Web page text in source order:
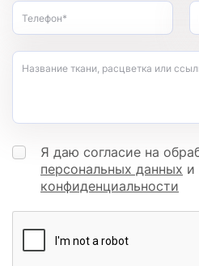
Телефон*
Название ткани, расцветка или
Я даю согласие на
персональных данных и
конфиденциальности